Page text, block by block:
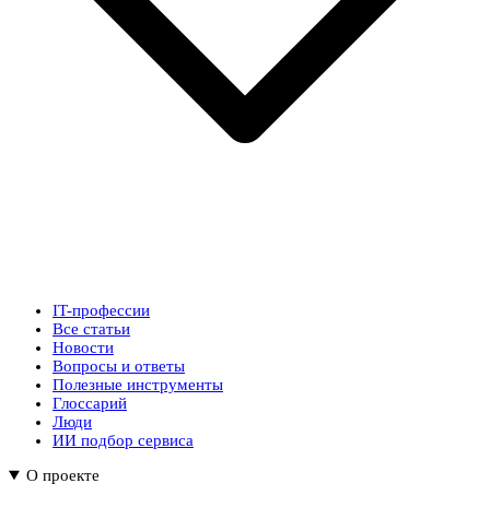
IT-профессии
Все статьи
Новости
Вопросы и ответы
Полезные инструменты
Глоссарий
Люди
ИИ подбор сервиса
О проекте